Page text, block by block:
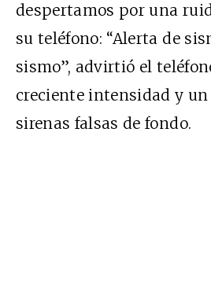
despertamos por una
su teléfono: “Alerta de
sismo”, advirtió el
creciente intensidad y
sirenas falsas de fondo.